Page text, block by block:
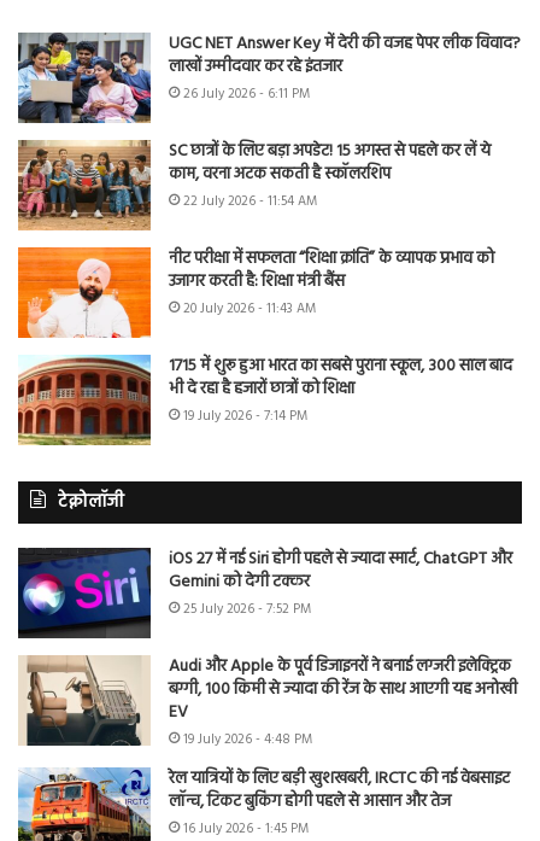
UGC NET Answer Key में देरी की वजह पेपर लीक विवाद?
लाखों उम्मीदवार कर रहे इंतजार
26 July 2026 - 6:11 PM
SC छात्रों के लिए बड़ा अपडेट! 15 अगस्त से पहले कर लें ये
काम, वरना अटक सकती है स्कॉलरशिप
22 July 2026 - 11:54 AM
नीट परीक्षा में सफलता “शिक्षा क्रांति” के व्यापक प्रभाव को
उजागर करती है: शिक्षा मंत्री बैंस
20 July 2026 - 11:43 AM
1715 में शुरू हुआ भारत का सबसे पुराना स्कूल, 300 साल बाद
भी दे रहा है हजारों छात्रों को शिक्षा
19 July 2026 - 7:14 PM
टेक्नोलॉजी
iOS 27 में नई Siri होगी पहले से ज्यादा स्मार्ट, ChatGPT और
Gemini को देगी टक्कर
25 July 2026 - 7:52 PM
Audi और Apple के पूर्व डिजाइनरों ने बनाई लग्जरी इलेक्ट्रिक
बग्गी, 100 किमी से ज्यादा की रेंज के साथ आएगी यह अनोखी
EV
19 July 2026 - 4:48 PM
रेल यात्रियों के लिए बड़ी खुशखबरी, IRCTC की नई वेबसाइट
लॉन्च, टिकट बुकिंग होगी पहले से आसान और तेज
16 July 2026 - 1:45 PM